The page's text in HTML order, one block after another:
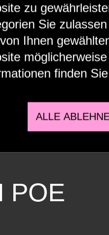
POE
zu
Sie
Ihnen
finden
ALLE